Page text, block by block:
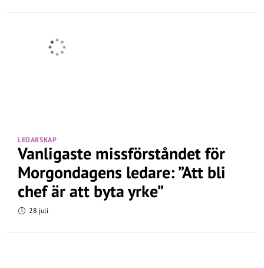
LEDARSKAP
Vanligaste missförståndet för
Morgondagens ledare: ”Att bli
chef är att byta yrke”
28 juli